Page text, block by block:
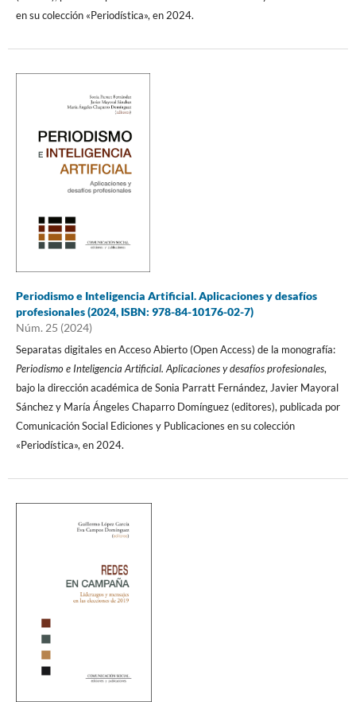
en su colección «Periodística», en 2024.
Periodismo e Inteligencia Artificial. Aplicaciones y desafíos
profesionales (2024, ISBN: 978-84-10176-02-7)
Núm. 25 (2024)
Separatas digitales en Acceso Abierto (Open Access) de la monografía:
Periodismo e Inteligencia Artificial. Aplicaciones y desafíos profesionales,
bajo la dirección académica de Sonia Parratt Fernández, Javier Mayoral
Sánchez y María Ángeles Chaparro Domínguez (editores), publicada por
Comunicación Social Ediciones y Publicaciones en su colección
«Periodística», en 2024.